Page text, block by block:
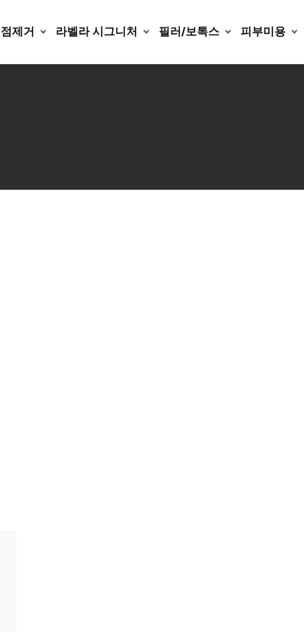
점제거 라벨라 시그니처 필러/보톡스 피부미용